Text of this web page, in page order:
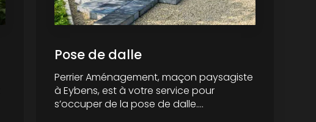
Pose de dalle
Perrier Aménagement, maçon paysagiste
à Eybens, est à votre service pour
s’occuper de la pose de dalle....